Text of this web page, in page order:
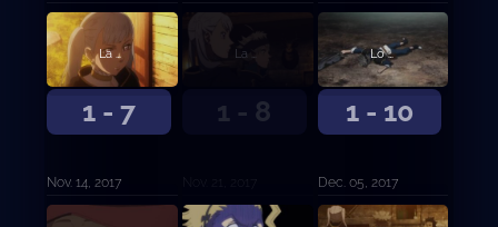
1 - 7
La otra novata
Nov. 14, 2017
1 - 8
La primera misión
1 - 10
Lo que proteger
Dec. 05, 2017